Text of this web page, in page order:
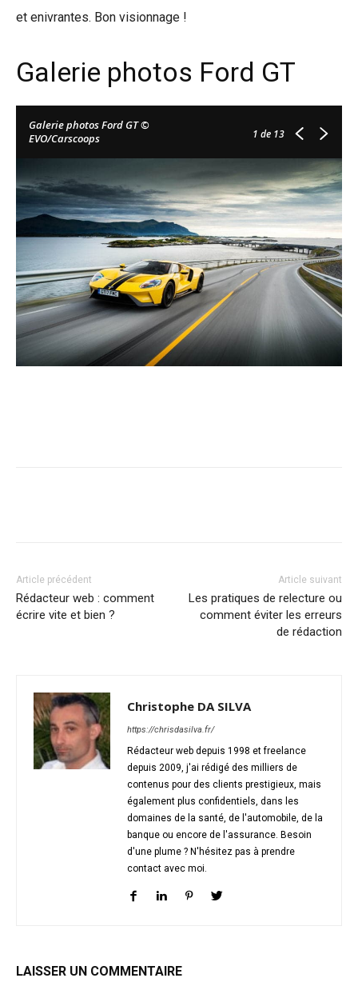
et enivrantes. Bon visionnage !
Galerie photos Ford GT
Galerie photos Ford GT ©
EVO/Carscoops
1 de 13
Article précédent
Rédacteur web : comment
écrire vite et bien ?
Article suivant
Les pratiques de relecture ou
comment éviter les erreurs
de rédaction
Christophe DA SILVA
https://chrisdasilva.fr/
Rédacteur web depuis 1998 et freelance
depuis 2009, j'ai rédigé des milliers de
contenus pour des clients prestigieux, mais
également plus confidentiels, dans les
domaines de la santé, de l'automobile, de la
banque ou encore de l'assurance. Besoin
d'une plume ? N'hésitez pas à prendre
contact avec moi.
LAISSER UN COMMENTAIRE